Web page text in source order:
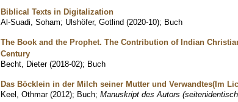
Biblical Texts in Digitalization
Al-Suadi, Soham; Ulshöfer, Gotlind (2020-10); Buch
The Book and the Prophet. The Contribution of Indian
Century
Becht, Dieter (2018-02); Buch
Das Böcklein in der Milch seiner Mutter und Verwandtes(Im
Keel, Othmar (2012); Buch; Manuskript des Autors